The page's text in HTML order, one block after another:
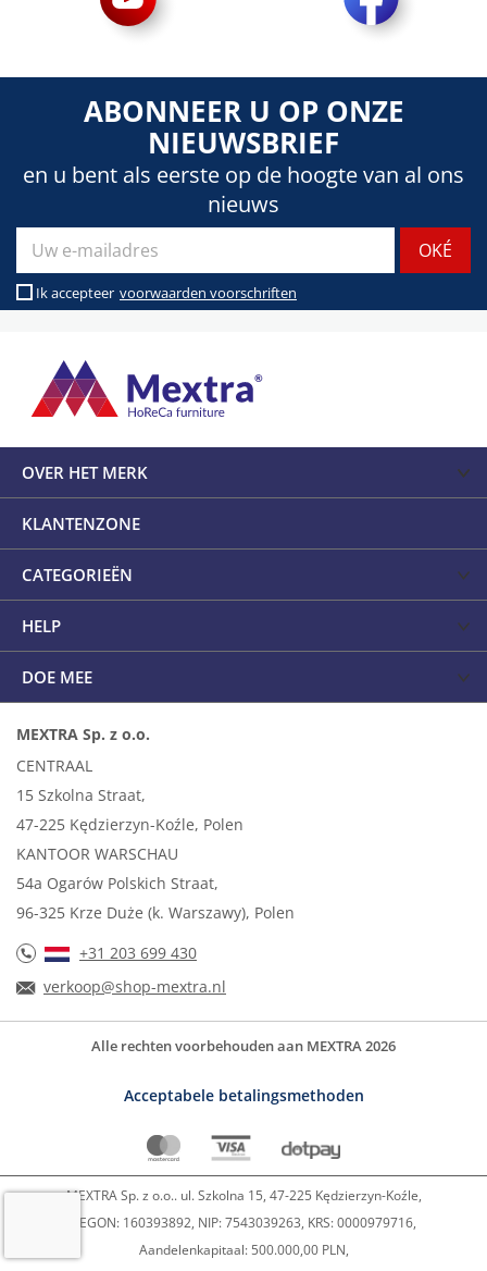
ABONNEER U OP ONZE
NIEUWSBRIEF
en u bent als eerste op de hoogte van al ons
nieuws
Ik accepteer voorwaarden voorschriften
OVER HET MERK
KLANTENZONE
CATEGORIEËN
HELP
DOE MEE
MEXTRA Sp. z o.o.
CENTRAAL
15 Szkolna Straat,
47-225 Kędzierzyn-Koźle, Polen
KANTOOR WARSCHAU
54a Ogarów Polskich Straat,
96-325 Krze Duże (k. Warszawy), Polen
+31 203 699 430
verkoop@shop-mextra.nl
Alle rechten voorbehouden aan MEXTRA 2026
Acceptabele betalingsmethoden
MEXTRA Sp. z o.o.. ul. Szkolna 15, 47-225 Kędzierzyn-Koźle,
REGON: 160393892, NIP: 7543039263, KRS: 0000979716,
Aandelenkapitaal: 500.000,00 PLN,